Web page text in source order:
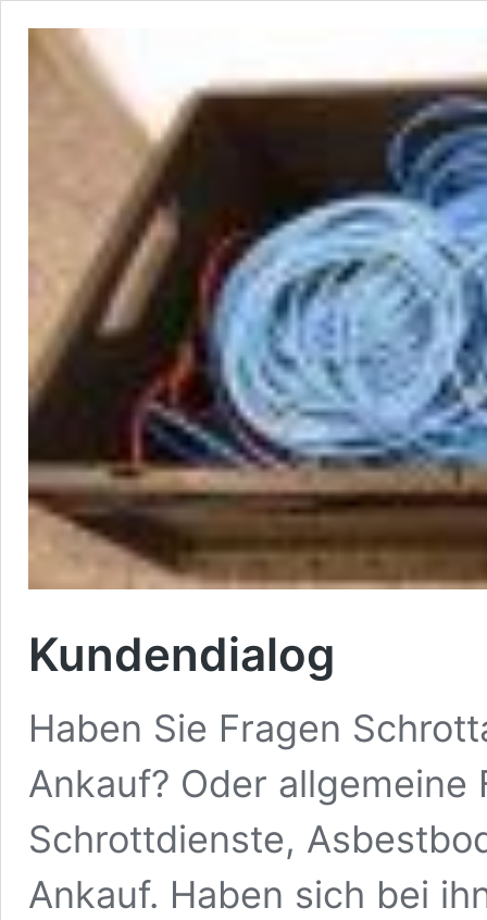
Kundendialog
Haben Sie Fragen
Ankauf? Oder allgemeine
Schrottdienste,
Ankauf. Haben sich bei